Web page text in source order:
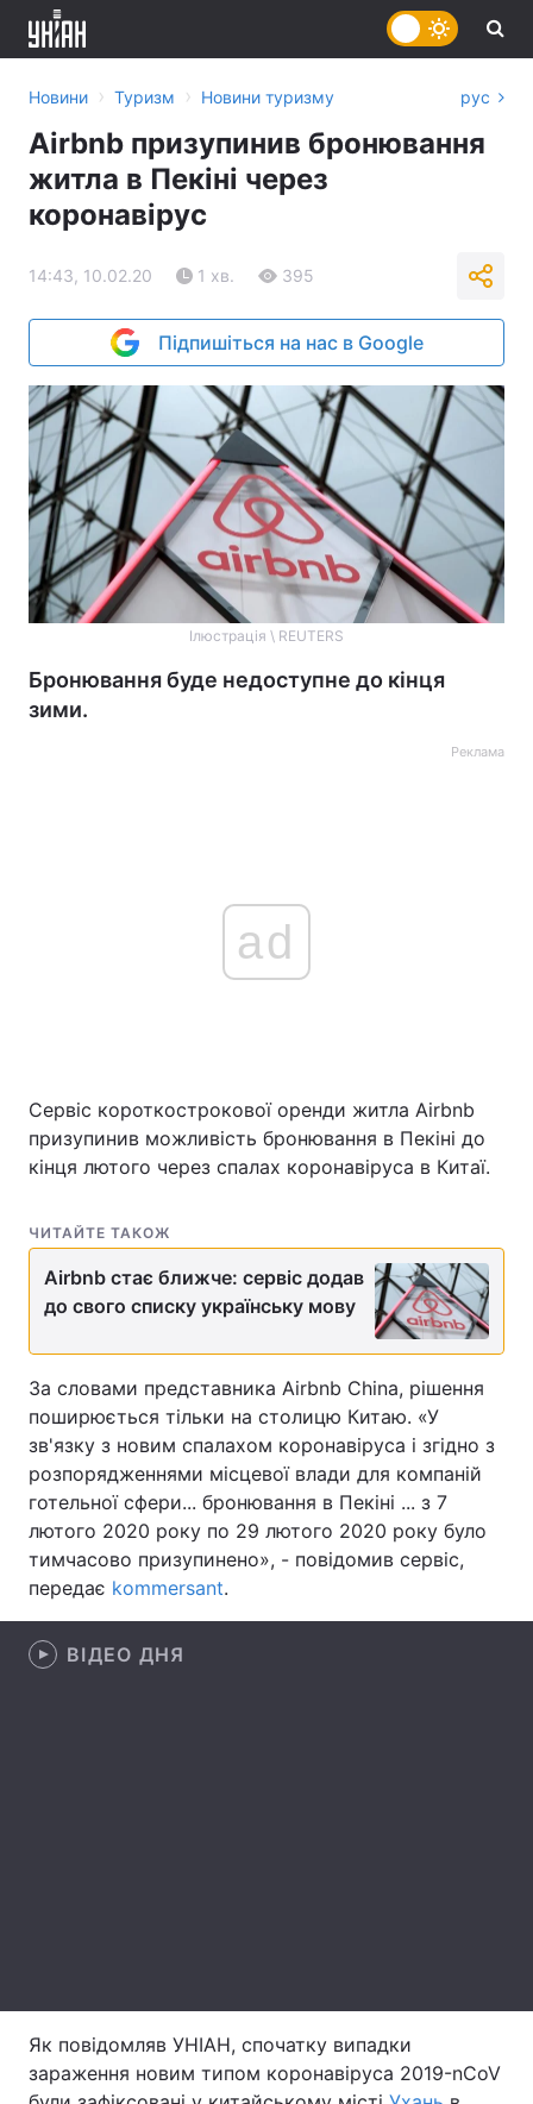
Головна Війна
Економіка Світ
Наука
Лайт
Зброя Інциденти
Здоров'я Туризм
Цікавинки Погода
Екологія
Лонгріди
Новини › Туризм › Новини туризму рус
Airbnb призупинив бронювання
житла в Пекіні через
коронавірус
14:43, 10.02.20 1 хв. 395
Підпишіться на нас в Google
Ілюстрація \ REUTERS
Бронювання буде недоступне до кінця
зими.
Реклама
ad
Сервіс короткострокової оренди житла Airbnb
призупинив можливість бронювання в Пекіні до
кінця лютого через спалах коронавіруса в Китаї.
ЧИТАЙТЕ ТАКОЖ
Airbnb стає ближче: сервіс додав
до свого списку українську мову
За словами представника Airbnb China, рішення
поширюється тільки на столицю Китаю. «У
зв'язку з новим спалахом коронавіруса і згідно з
розпорядженнями місцевої влади для компаній
готельної сфери... бронювання в Пекіні ... з 7
лютого 2020 року по 29 лютого 2020 року було
тимчасово призупинено», - повідомив сервіс,
передає kommersant.
ВІДЕО ДНЯ
Як повідомляв УНІАН, спочатку випадки
зараження новим типом коронавіруса 2019-nCoV